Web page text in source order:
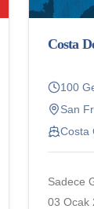
Costa
100
San
Costa
Sadece
03 Ocak